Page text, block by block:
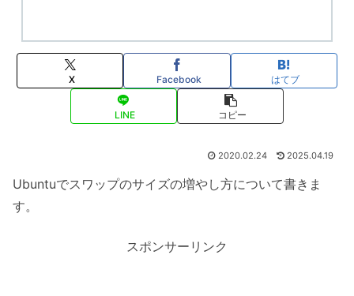
X Facebook はてブ
LINE コピー
2020.02.24 2025.04.19
Ubuntuでスワップのサイズの増やし方について書きま
す。
スポンサーリンク